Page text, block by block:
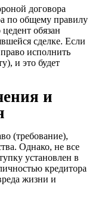
договора
по общему правилу
обязан
сделке. Если
исполнить
и это будет
и
(требование),
Однако, не все
установлен в
кредитора
жизни и